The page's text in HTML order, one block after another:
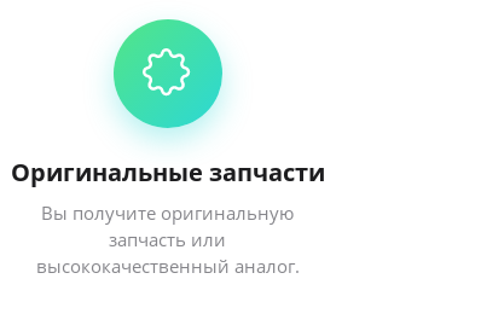
Оригинальные запчасти
Вы получите оригинальную
запчасть или
высококачественный аналог.